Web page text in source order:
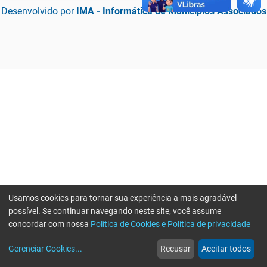
Desenvolvido por IMA - Informática de Municípios Associados
web
Notícias
more_horiz
Mais
Usamos cookies para tornar sua experiência a mais agradável
possível. Se continuar navegando neste site, você assume
concordar com nossa Política de Cookies e Política de privacidade
Gerenciar Cookies... Recusar Aceitar todos
Erro ao enviar informações, por favor tente novamente